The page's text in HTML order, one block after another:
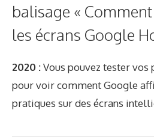
balisage «
les écrans Google
2020 :Vous pouvez tester vos
pour voir comment Google
pratiques sur des écrans